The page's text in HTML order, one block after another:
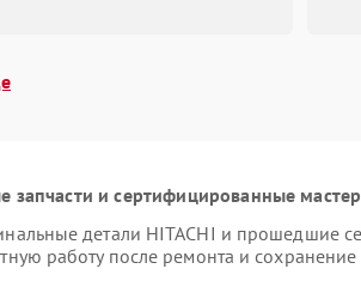
1 год
запчасти и сертифицированные
детали HITACHI и прошедшие
работу после ремонта и